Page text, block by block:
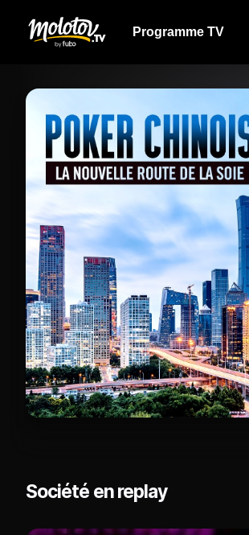
Programme TV
Société en replay